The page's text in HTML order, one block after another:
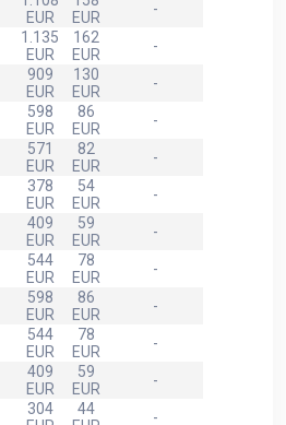
EUR
EUR
-
1.135
EUR
162
EUR
-
909
EUR
130
EUR
-
598
EUR
86
EUR
-
571
EUR
82
EUR
-
378
EUR
54
EUR
-
409
EUR
59
EUR
-
544
EUR
78
EUR
-
598
EUR
86
EUR
-
544
EUR
78
EUR
-
409
EUR
59
EUR
-
304
44
-